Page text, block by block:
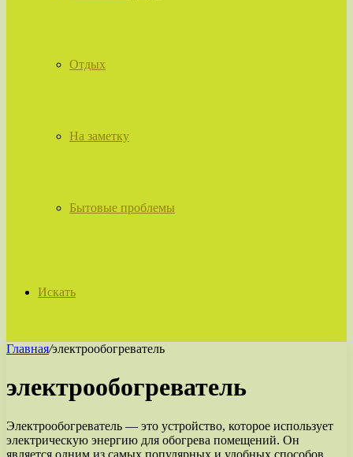
Отдых
На заметку
Бытовые проблемы
Искать
Главная/электрообогреватель
электрообогреватель
Электрообогреватель — это устройство, которое использует
электрическую энергию для обогрева помещений. Он
является одним из самых популярных и удобных способов